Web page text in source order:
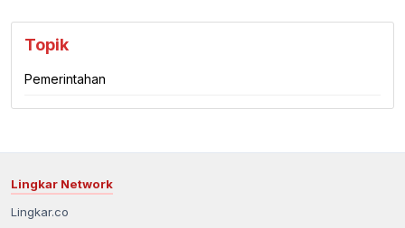
Topik
Pemerintahan
Lingkar Network
Lingkar.co